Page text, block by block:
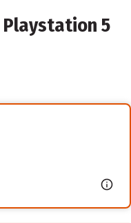
Playstation 5